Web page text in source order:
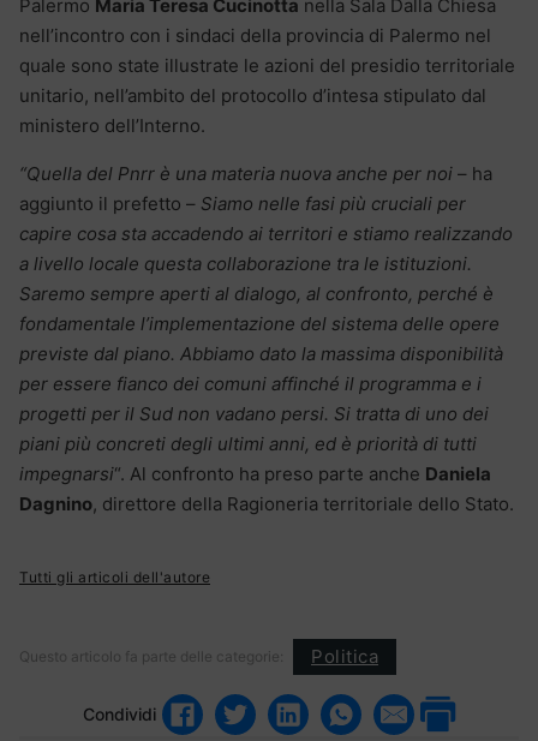
Palermo Maria Teresa Cucinotta nella Sala Dalla Chiesa
nell’incontro con i sindaci della provincia di Palermo nel
quale sono state illustrate le azioni del presidio territoriale
unitario, nell’ambito del protocollo d’intesa stipulato dal
ministero dell’Interno.
“Quella del Pnrr è una materia nuova anche per noi – ha
aggiunto il prefetto – Siamo nelle fasi più cruciali per
capire cosa sta accadendo ai territori e stiamo realizzando
a livello locale questa collaborazione tra le istituzioni.
Saremo sempre aperti al dialogo, al confronto, perché è
fondamentale l’implementazione del sistema delle opere
previste dal piano. Abbiamo dato la massima disponibilità
per essere fianco dei comuni affinché il programma e i
progetti per il Sud non vadano persi. Si tratta di uno dei
piani più concreti degli ultimi anni, ed è priorità di tutti
impegnarsi“. Al confronto ha preso parte anche Daniela
Dagnino, direttore della Ragioneria territoriale dello Stato.
Tutti gli articoli dell'autore
Questo articolo fa parte delle categorie: Politica
Condividi